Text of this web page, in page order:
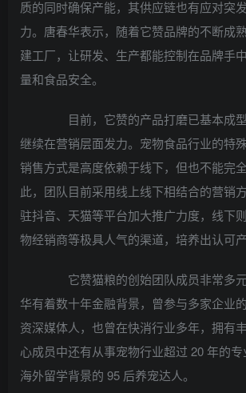
质的同时确保产能，其供应链也有应对突
力。唐春华表示，随着它赞品牌的不断成
建工厂，让研发、生产都能控制在品牌手
量和食品安全。
目前，它赞的产品打磨已基本成
继续在营销层面发力。宠物食品行业的特
销售方式是高度依赖于线下，但也不能完
此，团队目前采用线上线下相结合的营销
驻抖音、天猫等平台加大推广力度，线下
物经销商等极具人气的渠道，培养出认可产
它赞猫粮的创始团队成员非常多
华有着数十年金融背景，曾参与多家企业
资深媒体人，也曾在快消行业多年，拥有
心成员中还有从事宠物行业超过 20 年的
海外留学背景的 95 后养宠达人。